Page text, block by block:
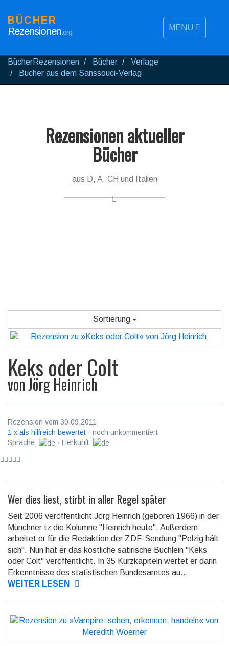
MENU
BÜCHER
Rezensionen.org
BücherRezensionen Bücher
Verlage
Bücher aus dem Sanssouci-Verlag
Rezensionen aktueller
Bücher
aus D, A, CH und Italien
Sortierung
Keks oder Colt
vonJörg Heinrich
Rezension vom 30.09.2011
1 x als hilfreich bewertet · noch unkommentiert
Sprache:
· Herkunft:
Wer dies liest, stirbt in aller Regel später
Seit 2006 veröffentlicht Jörg Heinrich (geboren 1966) in der
Münchner tz die Kolumne "Heinrich heute". Außerdem
arbeitet er für die Redaktion der ZDF-Sendung "Pelzig hält
sich". Nun hat er das köstliche satirische Büchlein "Keks
oder Colt" veröffentlicht. In 35 Kurzkapiteln wertet er darin
Erkenntnisse des statistischen Bundesamtes au...
WEITER LESEN